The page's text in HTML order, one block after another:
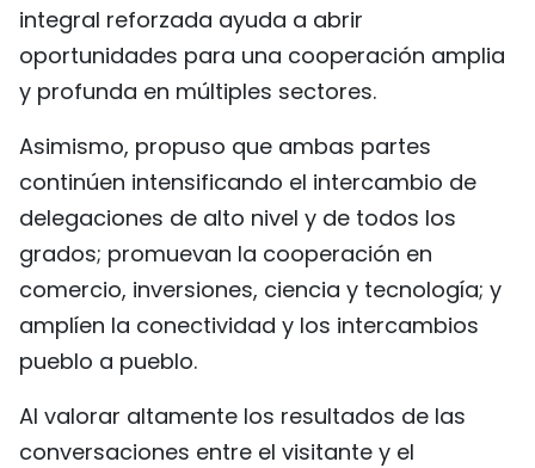
integral reforzada ayuda a abrir
oportunidades para una cooperación amplia
y profunda en múltiples sectores.
Asimismo, propuso que ambas partes
continúen intensificando el intercambio de
delegaciones de alto nivel y de todos los
grados; promuevan la cooperación en
comercio, inversiones, ciencia y tecnología; y
amplíen la conectividad y los intercambios
pueblo a pueblo.
Al valorar altamente los resultados de las
conversaciones entre el visitante y el